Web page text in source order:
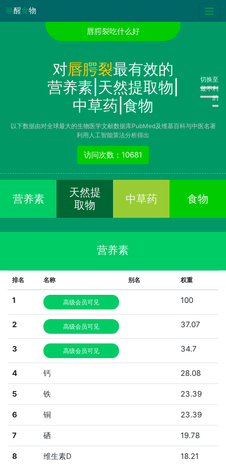
唤醒食物
唇腭裂吃什么好
对唇腭裂最有效的
营养素|天然提取物|
中草药|食物
切换至
最不利
的
以下数据由对全球最大的生物医学文献数据库PubMed及维基百科与中医名著
利用人工智能算法分析得出
访问次数：10681
营养素
天然提
取物
中草药 食物
营养素
排名 名称 别名 权重
1 高级会员可见 100
2 高级会员可见 37.07
3 高级会员可见 34.7
4 钙 28.08
5 铁 23.39
6 铜 23.39
7 硒 19.78
8 维生素D 18.21